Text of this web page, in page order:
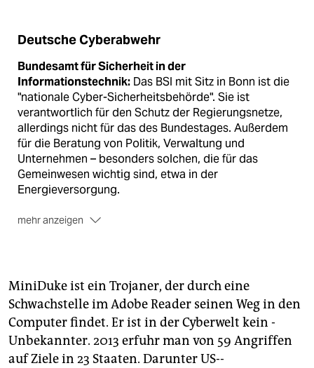
Deutsche Cyberabwehr
Bundesamt für Sicherheit in der
Informationstechnik: Das BSI mit Sitz in Bonn ist die
"nationale Cyber-Sicherheitsbehörde". Sie ist
verantwortlich für den Schutz der Regierungsnetze,
allerdings nicht für das des Bundestages. Außerdem
für die Beratung von Politik, Verwaltung und
Unternehmen – besonders solchen, die für das
Gemeinwesen wichtig sind, etwa in der
Energieversorgung.
mehr anzeigen
elektronischer Angriffe auf die BRD zuständig.
Federführend ist das BSI, weitere Mitglieder sind
unter anderem das Bundesamt für
Verfassungsschutz, das BKA, der
Bundesnachrichtendienst und die Bundeswehr.
Kommando Cyber- und Informationsraum:
MiniDuke ist ein Trojaner, der durch eine
Schwachstelle im Adobe Reader seinen Weg in den
Computer findet. Er ist in der Cyberwelt kein ­
Unbekannter. 2013 erfuhr man von 59 Angriffen
auf Ziele in 23 Staaten. Darunter US-­